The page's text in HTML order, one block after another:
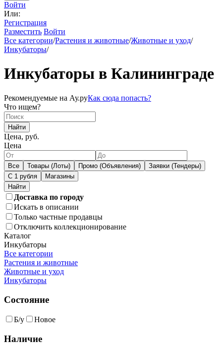
Войти
Или:
Регистрация
Разместить Войти
Все категории/Растения и животные/Животные и уход/
Инкубаторы/
Инкубаторы в Калининграде
Рекомендуемые на Ау.руКак сюда попасть?
Что ищем?
Найти
Цена, руб.
Цена
Все Товары (Лоты) Промо (Объявления)
Заявки (Тендеры)
С 1 рубля
Магазины
Доставка по городу
Искать в описании
Только частные продавцы
Отключить коллекционирование
Каталог
Инкубаторы
Все категории
Растения и животные
Животные и уход
Инкубаторы
Состояние
Б/у Новое
Наличие